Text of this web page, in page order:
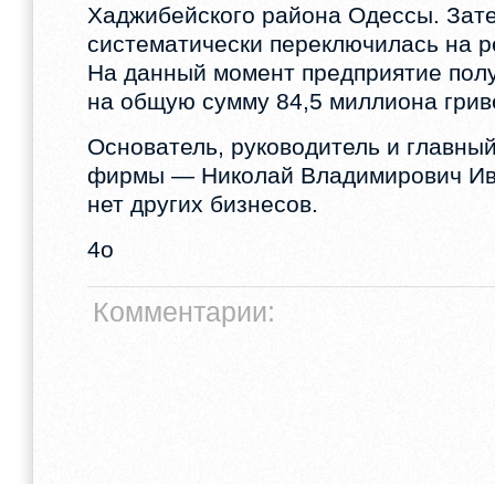
Хаджибейского района Одессы.
систематически переключилась на
На данный момент предприятие
на общую сумму 84,5 миллиона
Основатель, руководитель и
фирмы — Николай Владимирович
нет других бизнесов.
4o
Комментарии: